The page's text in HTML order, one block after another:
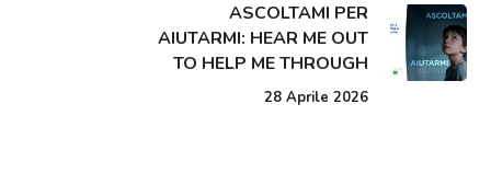
ASCOLTAMI PER
AIUTARMI: HEAR ME OUT
TO HELP ME THROUGH
28 Aprile 2026